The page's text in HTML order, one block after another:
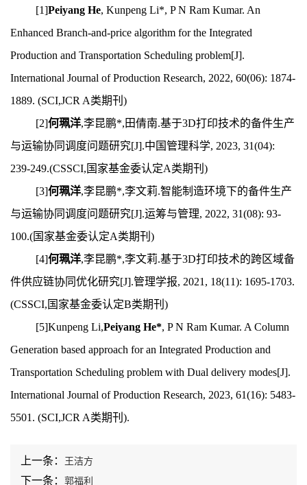
[1]Peiyang He, Kunpeng Li*, P N Ram Kumar. An
Enhanced Branch-and-price algorithm for the Integrated
Production and Transportation Scheduling problem[J].
International Journal of Production Research, 2022, 60(06): 1874-
1889. (SCI,JCR A类期刊)
[2]何珮洋,李昆鹏*,田倩南.基于3D打印技术的备件生产
与运输协同调度问题研究[J].中国管理科学, 2023, 31(04):
239-249.(CSSCI,国家基金委认定A类期刊)
[3]何珮洋,李昆鹏*,李文莉.智能制造环境下的备件生产
与运输协同调度问题研究[J].运筹与管理, 2022, 31(08): 93-
100.(国家基金委认定A类期刊)
[4]何珮洋,李昆鹏*,李文莉.基于3D打印技术的跨区域备
件供应链协同优化研究[J].管理学报, 2021, 18(11): 1695-1703.
(CSSCI,国家基金委认定B类期刊)
[5]Kunpeng Li,Peiyang He*, P N Ram Kumar. A Column
Generation based approach for an Integrated Production and
Transportation Scheduling problem with Dual delivery modes[J].
International Journal of Production Research, 2023, 61(16): 5483-
5501. (SCI,JCR A类期刊).
上一条： 王洁方
下一条： 郭福利